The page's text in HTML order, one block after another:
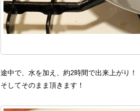
途中で、水を加え、約2時間で出来上がり！
そしてそのまま頂きます！